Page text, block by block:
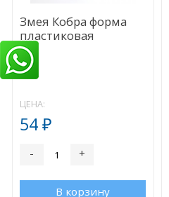
Змея Кобра форма
пластиковая
ЦЕНА:
54₽
- +
В корзину